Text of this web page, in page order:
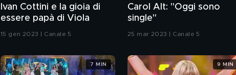
Ivan Cottini e la gioia di
essere papà di Viola
15 gen 2023 | Canale 5
Carol Alt: "Oggi sono
single"
25 mar 2023 | Canale 5
7 MIN 9 MIN